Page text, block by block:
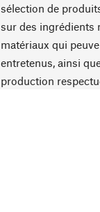
sélection de
sur des ingrédients
matériaux qui
entretenus, ainsi
production